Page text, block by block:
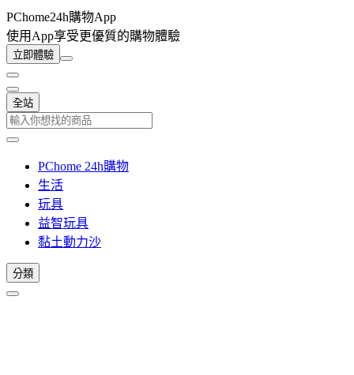
PChome24h購物App
使用App享受更優質的購物體驗
立即體驗
全站
PChome 24h購物
生活
玩具
益智玩具
黏土動力沙
分類